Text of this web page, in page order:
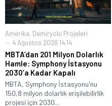
Amerika, Demiryolu Projeleri
4 Ağustos 2026 14:14
MBTA’dan 201 Milyon Dolarlık
Hamle: Symphony İstasyonu
2030’a Kadar Kapalı
MBTA, Symphony İstasyonu'nu
150,8 milyon dolarlık erişilebilirlik
projesi için 2030...